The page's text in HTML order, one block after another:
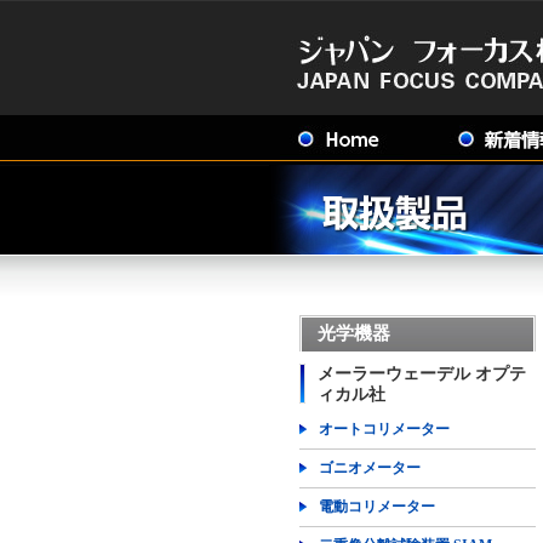
光学機器
メーラーウェーデル オプテ
ィカル社
オートコリメーター
ゴニオメーター
電動コリメーター